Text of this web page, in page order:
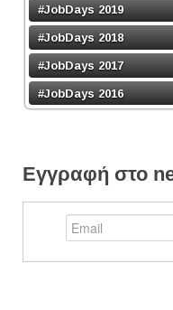
#JobDays 2019
#JobDays 2018
#JobDays 2017
#JobDays 2016
Εγγραφή στο